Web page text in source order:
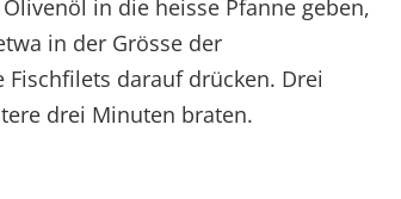
in die heisse Pfanne geben,
in der Grösse der
darauf drücken. Drei
drei Minuten braten.